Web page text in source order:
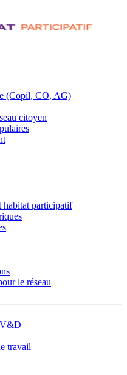
(Copil, CO, AG)
citoyen
habitat participatif
le réseau
V&D
travail